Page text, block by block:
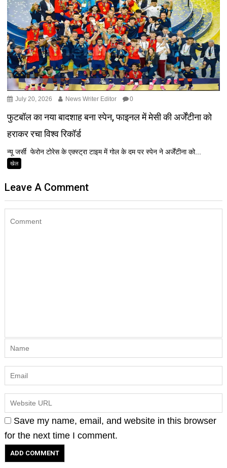
July 20, 2026 News Writer Editor 0
फुटबॉल का नया बादशाह बना स्पेन, फाइनल में मेसी की अर्जेंटीना को
हराकर रचा विश्व रिकॉर्ड
न्यू जर्सी फेरोन टोरेस के एक्स्ट्रा टाइम में गोल के दम पर स्पेन ने अर्जेंटीना को...
खेल
Leave A Comment
Save my name, email, and website in this browser
for the next time I comment.